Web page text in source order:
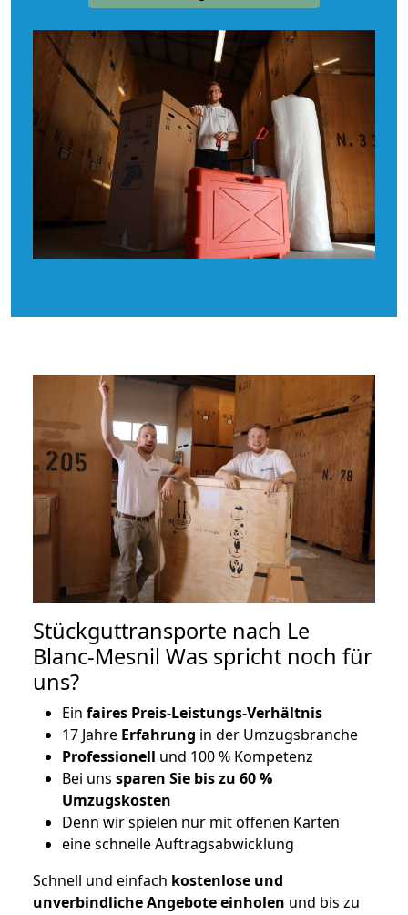
Stückguttransporte nach Le
Blanc-Mesnil Was spricht noch für
uns?
Ein faires Preis-Leistungs-Verhältnis
17 Jahre Erfahrung in der Umzugsbranche
Professionell und 100 % Kompetenz
Bei uns sparen Sie bis zu 60 %
Umzugskosten
Denn wir spielen nur mit offenen Karten
eine schnelle Auftragsabwicklung
Schnell und einfach kostenlose und
unverbindliche Angebote einholen und bis zu